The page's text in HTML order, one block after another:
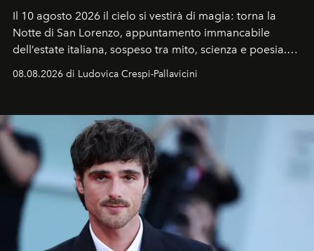
Il 10 agosto 2026 il cielo si vestirà di magia: torna la
Notte di San Lorenzo, appuntamento immancabile
dell’estate italiana, sospeso tra mito, scienza e poesia.
Sarà il momento in cui gli occhi si alzano verso la volta
celeste per seguire il passaggio delle
all’universo i desideri più segreti
08.08.2026 di Ludovica Crespi-Pallavicini